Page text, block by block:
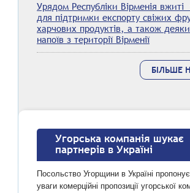
Урядом Республіки Вірменія вжиті
для підтримки експорту свіжих
харчових продуктів, а також
напоїв з території Вірменії
БІЛЬШЕ
Угорська компанія шукає
партнерів в Україні
Посольство Угорщини в Україні
уваги комерційні пропозиції угорської